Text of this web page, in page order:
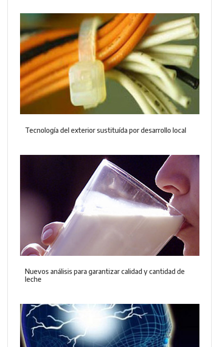
Tecnología del exterior sustituída por desarrollo local
Nuevos análisis para garantizar calidad y cantidad de
leche